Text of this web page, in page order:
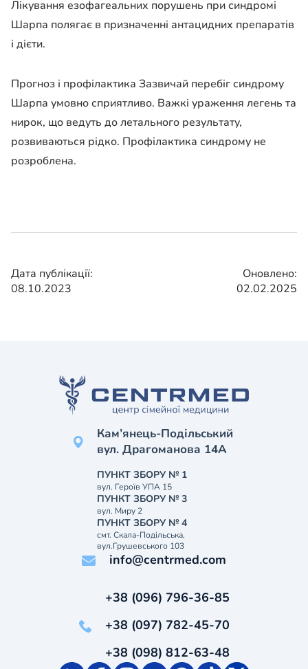
Лікування езофагеальних порушень при синдромі
Шарпа полягає в призначенні антацидних препаратів
і дієти.
Прогноз і профілактика Зазвичай перебіг синдрому
Шарпа умовно сприятливо. Важкі ураження легень та
нирок, що ведуть до летального результату,
розвиваються рідко. Профілактика синдрому не
розроблена.
Дата публікації:
08.10.2023
Оновлено:
02.02.2025
Кам’янець-Подільський
вул. Драгоманова 14А
ПУНКТ ЗБОРУ № 1
вул. Героїв УПА 15
ПУНКТ ЗБОРУ № 3
вул. Миру 2
ПУНКТ ЗБОРУ № 4
смт. Скала-Подільська,
вул.Грушевського 103
info@centrmed.com
+38 (096) 796-36-85
+38 (097) 782-45-70
+38 (098) 812-63-48